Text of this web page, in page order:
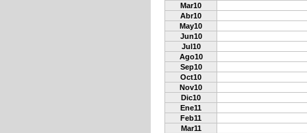
Mar10
Abr10
May10
Jun10
Jul10
Ago10
Sep10
Oct10
Nov10
Dic10
Ene11
Feb11
Mar11